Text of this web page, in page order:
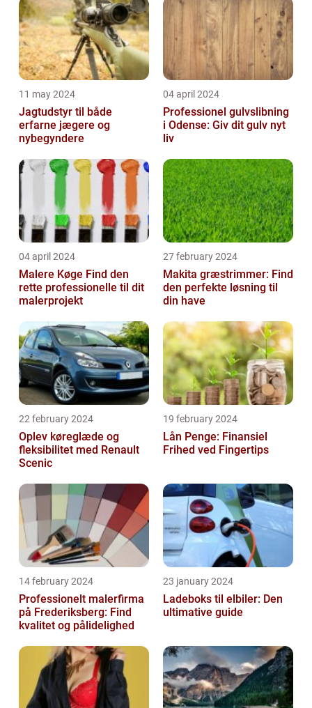
11 may 2024
Jagtudstyr til både
erfarne jægere og
nybegyndere
04 april 2024
Professionel gulvslibning
i Odense: Giv dit gulv nyt
liv
04 april 2024
Malere Køge Find den
rette professionelle til dit
malerprojekt
27 february 2024
Makita græstrimmer: Find
den perfekte løsning til
din have
22 february 2024
Oplev køreglæde og
fleksibilitet med Renault
Scenic
19 february 2024
Lån Penge: Finansiel
Frihed ved Fingertips
14 february 2024
Professionelt malerfirma
på Frederiksberg: Find
kvalitet og pålidelighed
23 january 2024
Ladeboks til elbiler: Den
ultimative guide